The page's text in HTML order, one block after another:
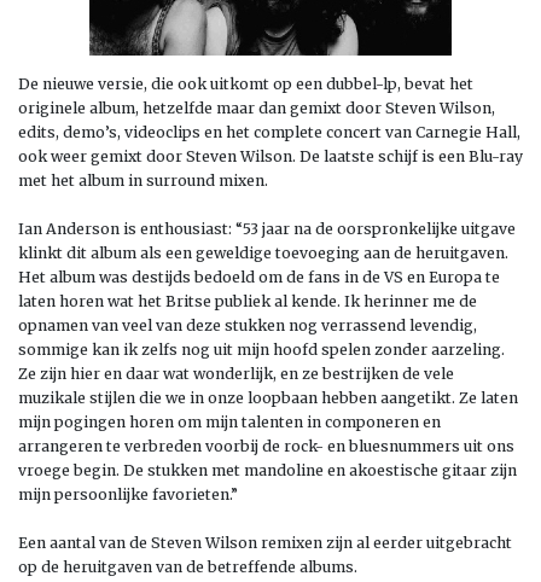
De nieuwe versie, die ook uitkomt op een dubbel-lp, bevat het
originele album, hetzelfde maar dan gemixt door Steven Wilson,
edits, demo’s, videoclips en het complete concert van Carnegie Hall,
ook weer gemixt door Steven Wilson. De laatste schijf is een Blu-ray
met het album in surround mixen.
Ian Anderson is enthousiast: “53 jaar na de oorspronkelijke uitgave
klinkt dit album als een geweldige toevoeging aan de heruitgaven.
Het album was destijds bedoeld om de fans in de VS en Europa te
laten horen wat het Britse publiek al kende. Ik herinner me de
opnamen van veel van deze stukken nog verrassend levendig,
sommige kan ik zelfs nog uit mijn hoofd spelen zonder aarzeling.
Ze zijn hier en daar wat wonderlijk, en ze bestrijken de vele
muzikale stijlen die we in onze loopbaan hebben aangetikt. Ze laten
mijn pogingen horen om mijn talenten in componeren en
arrangeren te verbreden voorbij de rock- en bluesnummers uit ons
vroege begin. De stukken met mandoline en akoestische gitaar zijn
mijn persoonlijke favorieten.”
Een aantal van de Steven Wilson remixen zijn al eerder uitgebracht
op de heruitgaven van de betreffende albums.